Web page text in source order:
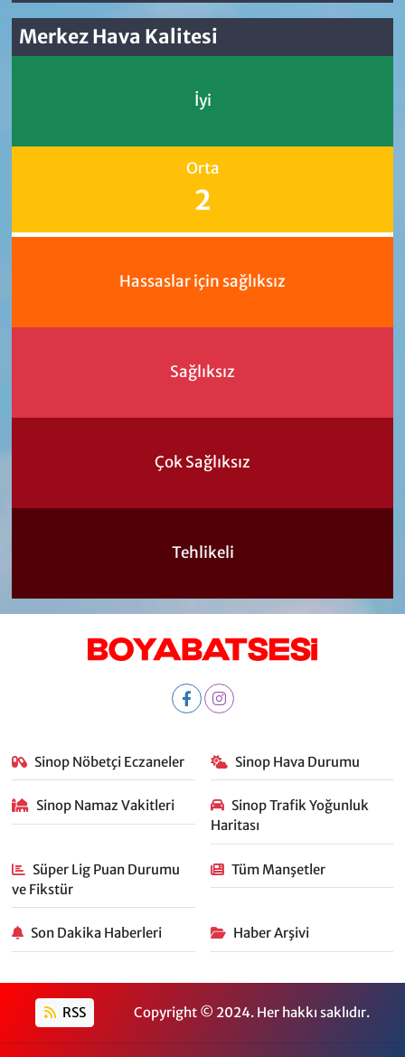
Merkez Hava Kalitesi
İyi
Orta
2
Hassaslar için sağlıksız
Sağlıksız
Çok Sağlıksız
Tehlikeli
Sinop Nöbetçi Eczaneler Sinop Hava Durumu
Sinop Namaz Vakitleri
Sinop Trafik Yoğunluk
Haritası
Süper Lig Puan Durumu
ve Fikstür
Tüm Manşetler
Son Dakika Haberleri Haber Arşivi
RSS Copyright © 2024. Her hakkı saklıdır.